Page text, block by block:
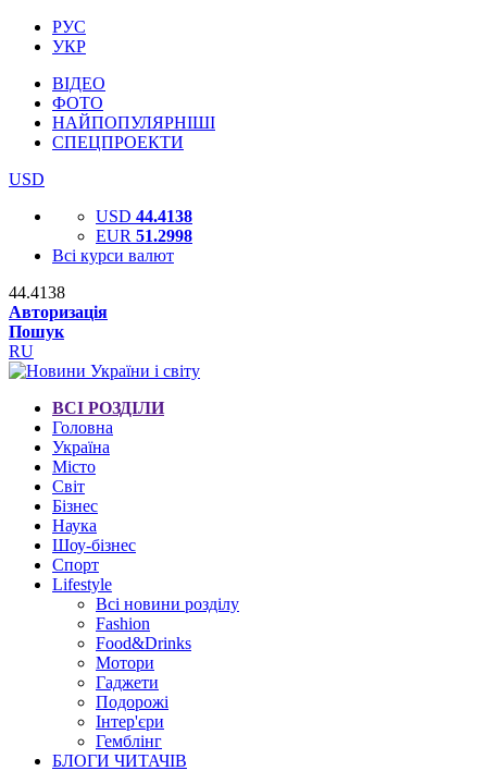
РУС
УКР
ВІДЕО
ФОТО
НАЙПОПУЛЯРНІШІ
СПЕЦПРОЕКТИ
USD
USD 44.4138
EUR 51.2998
Всі курси валют
44.4138
Авторизація
Пошук
RU
ВСІ РОЗДІЛИ
Головна
Україна
Місто
Світ
Бізнес
Наука
Шоу-бізнес
Спорт
Lifestyle
Всі новини розділу
Fashion
Food&Drinks
Мотори
Гаджети
Подорожі
Інтер'єри
Гемблінг
БЛОГИ ЧИТАЧІВ